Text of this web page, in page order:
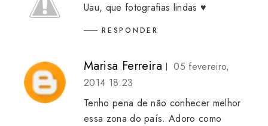
Uau, que fotografias lindas ♥
RESPONDER
Marisa Ferreira
05 fevereiro,
2014 18:23
Tenho pena de não conhecer melhor
essa zona do país. Adoro como